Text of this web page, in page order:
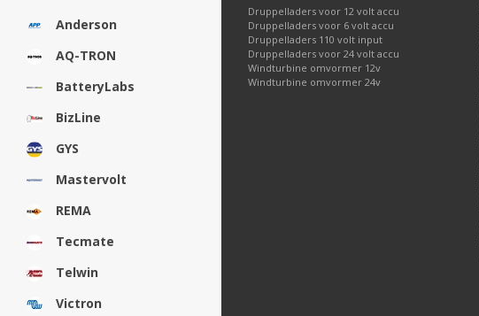
Anderson
AQ-TRON
BatteryLabs
BizLine
GYS
Mastervolt
REMA
Tecmate
Telwin
Victron
Druppelladers voor 12 volt accu
Druppelladers voor 6 volt accu
Druppelladers 110 volt input
Druppelladers voor 24 volt accu
Windturbine omvormer 12v
Windturbine omvormer 24v